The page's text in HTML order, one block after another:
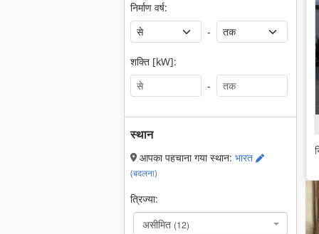
निर्माण वर्ष:
-
शक्ति [kW]:
-
स्थान
आपका पहचाना गया स्थान: भारत
(बदलना)
त्रिज्या:
असीमित (12)